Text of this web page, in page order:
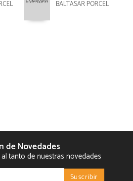
BALTASAR PORCEL
de Novedades
tanto de nuestras novedades